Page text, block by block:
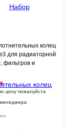
колец
для радиаторной
фильтров и
цену пожалуйста